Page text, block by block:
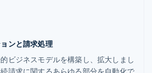
ンと請求処理
ビジネスモデルを構築し、拡大しまし